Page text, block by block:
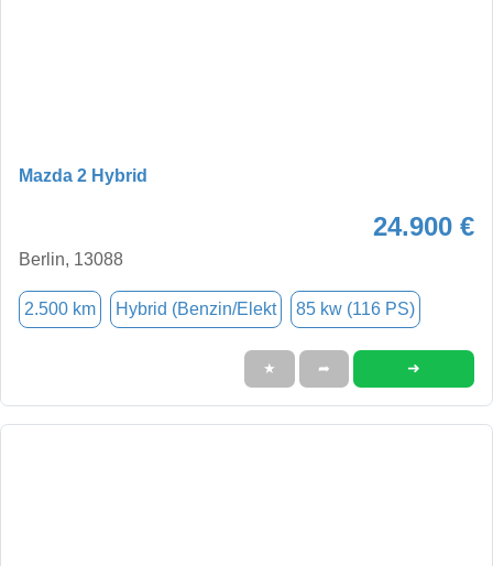
Mazda 2 Hybrid
24.900 €
Berlin, 13088
2.500 km Hybrid (Benzin/Elekt 85 kw (116 PS)
★ ➦ ➜